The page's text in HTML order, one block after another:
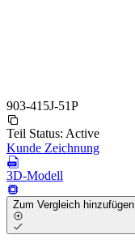
903-415J-51P
Teil Status: Active
Kunde Zeichnung
3D-Modell
Zum Vergleich hinzufügen